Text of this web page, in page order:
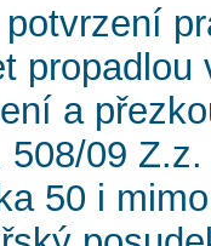
propadlou
a
09
50 i